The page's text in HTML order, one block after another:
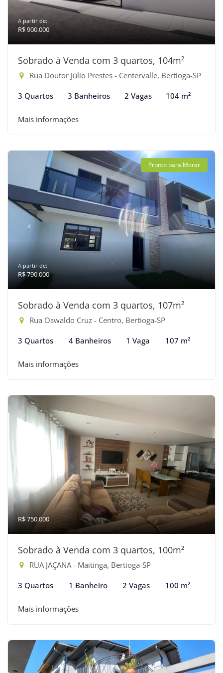
A partir de:
R$ 900.000
Sobrado à Venda com 3 quartos, 104m²
Rua Doutor Júlio Prestes - Centervalle, Bertioga-SP
3 Quartos 3 Banheiros 2 Vagas 104 m²
Mais informações
Pronto para Morar
A partir de:
R$ 790.000
Sobrado à Venda com 3 quartos, 107m²
Rua Oswaldo Cruz - Centro, Bertioga-SP
3 Quartos 4 Banheiros 1 Vaga 107 m²
Mais informações
R$ 750.000
Sobrado à Venda com 3 quartos, 100m²
RUA JAÇANA - Maitinga, Bertioga-SP
3 Quartos 1 Banheiro 2 Vagas 100 m²
Mais informações